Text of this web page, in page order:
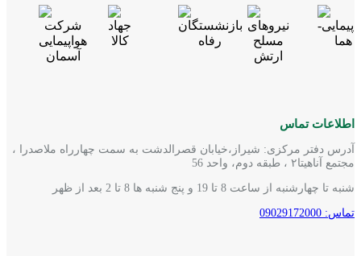
اطلاعات تماس
آدرس دفتر مرکزی: شیراز،خیابان قصرالدشت به سمت چهارراه ملاصدرا ،
مجتمع آناهیتا۲ ، طبقه دوم، واحد 56
شنبه تا چهارشنبه از ساعت 8 تا 19 و پنج شنبه ها 8 تا 2 بعد از ظهر
تماس: 09029172000